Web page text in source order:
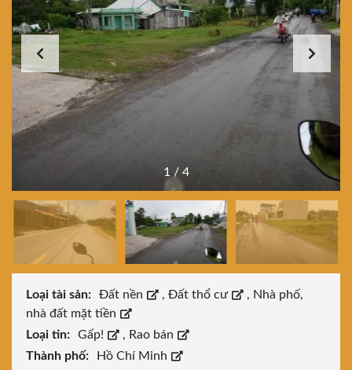
1 / 4
Loại tài sản: Đất nền , Đất thổ cư , Nhà phố,
nhà đất mặt tiền
Loại tin:
Gấp! , Rao bán
Thành phố:
Hồ Chí Minh